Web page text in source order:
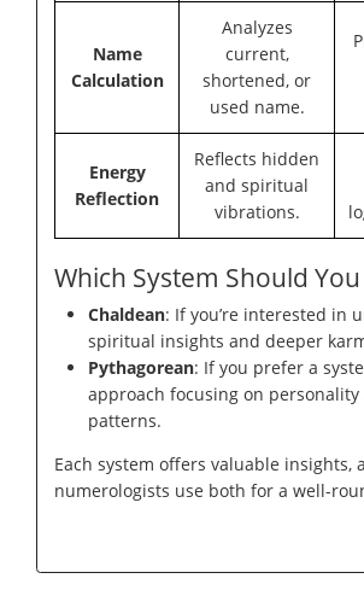
Name
Calculation
Analyzes
current,
shortened, or
used name.
Energy
Reflection
Reflects hidden
and spiritual
vibrations.
Which System Should
Chaldean: If you’re interested in
spiritual insights and deeper
Pythagorean: If you prefer a
approach focusing on personality
patterns.
Each system offers valuable insights,
numerologists use both for a well-